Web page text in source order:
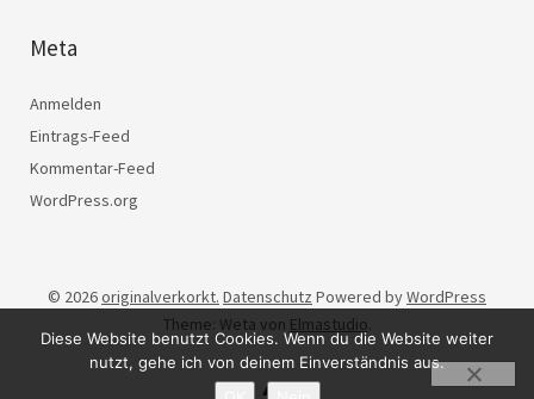
Meta
Anmelden
Eintrags-Feed
Kommentar-Feed
WordPress.org
© 2026originalverkorkt. Datenschutz Powered byWordPress
Theme: Weta von Elmastudio.
Diese Website benutzt Cookies. Wenn du die Website weiter
nutzt, gehe ich von deinem Einverständnis aus.